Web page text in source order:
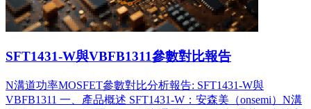
SFT1431-W與VBFB1311參數對比報告
N溝道功率MOSFET參數對比分析報告: SFT1431-W與
VBFB1311 一、產品概述 SFT1431-W：安森美（onsemi）N溝